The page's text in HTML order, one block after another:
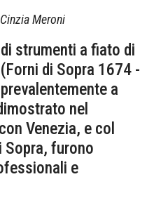
Meroni
strumenti a fiato di
(Forni di Sopra 1674 -
a
nel
Venezia, e col
Sopra, furono
e